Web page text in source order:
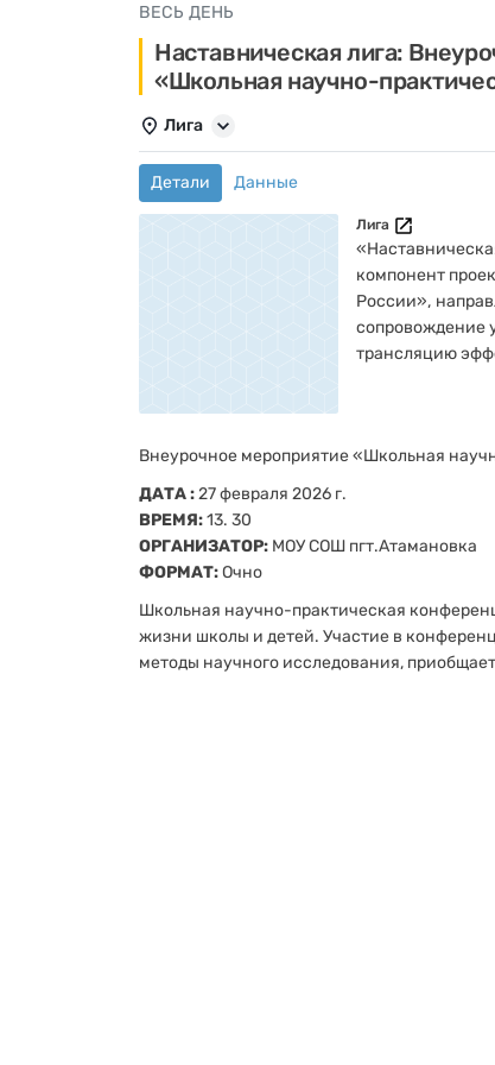
ВЕСЬ ДЕНЬ
Наставническая лига:
«Школьная научно-
Лига
Детали Данные
Лига
компонент
России»,
сопровождение
трансляцию
поддержки
Внеурочное мероприятие «Школьная
ДАТА :27 февраля 2026 г.
ВРЕМЯ:13. 30
ОРГАНИЗАТОР: МОУ СОШ пгт.Атамановка
ФОРМАТ:Очно
Школьная научно-практическая
жизни школы и детей. Участие в
методы научного исследования,